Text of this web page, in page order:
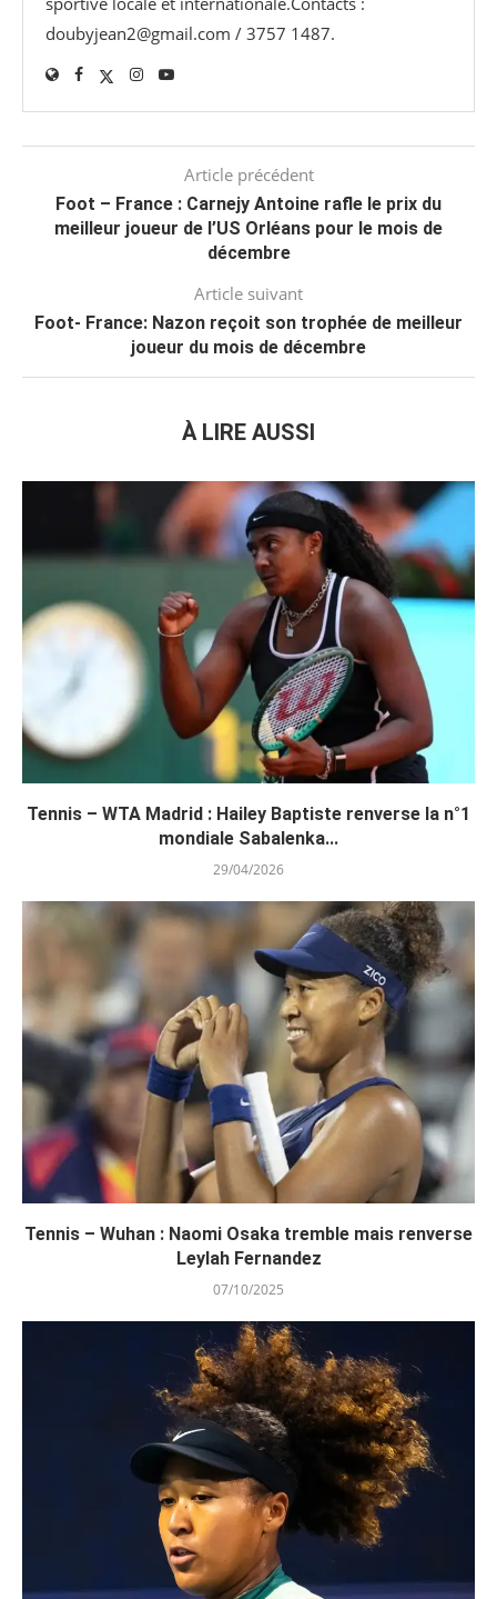
doubyjean2@gmail.com / 3757 1487.
Article précédent
Foot – France : Carnejy Antoine rafle le prix du
meilleur joueur de l’US Orléans pour le mois de
décembre
Article suivant
Foot- France: Nazon reçoit son trophée de meilleur
joueur du mois de décembre
À LIRE AUSSI
Tennis – WTA Madrid : Hailey Baptiste renverse la n°1
mondiale Sabalenka...
29/04/2026
Tennis – Wuhan : Naomi Osaka tremble mais renverse
Leylah Fernandez
07/10/2025